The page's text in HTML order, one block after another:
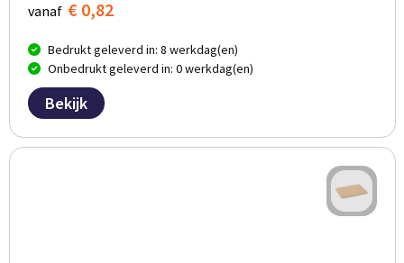
vanaf € 0,82
Bedrukt geleverd in: 8 werkdag(en)
Onbedrukt geleverd in: 0 werkdag(en)
Bekijk